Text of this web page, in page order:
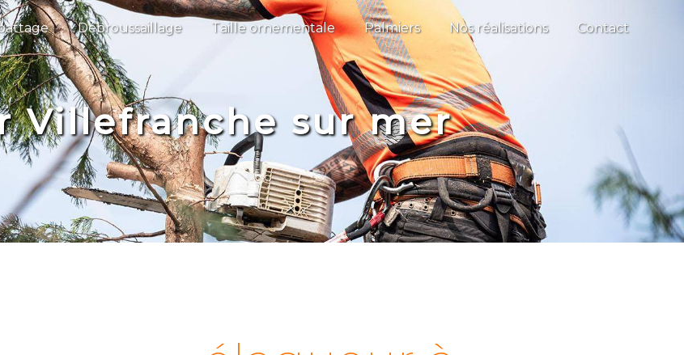
Débroussaillage Taille ornementale Palmiers Nos réalisations Contact
Villefranche sur mer